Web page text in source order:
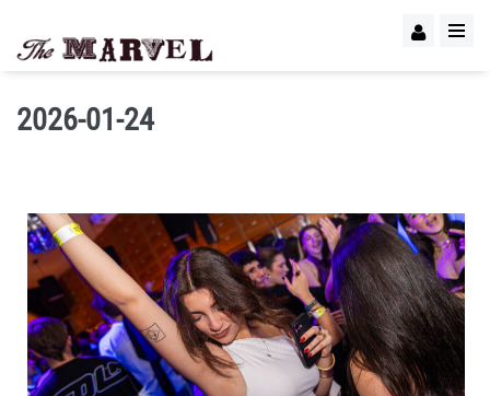
2026-01-24
IMAGEN 1
de 60